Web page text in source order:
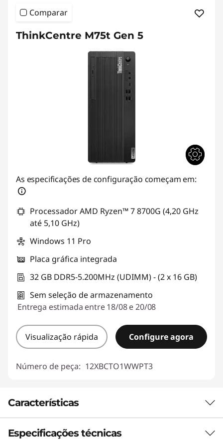
Comparar
ThinkCentre M75t Gen 5
As especificações de configuração começam em:
Processador AMD Ryzen™ 7 8700G (4,20 GHz
até 5,10 GHz)
Windows 11 Pro
Placa gráfica integrada
32 GB DDR5-5.200MHz (UDIMM) - (2 x 16 GB)
Sem seleção de armazenamento
Entrega estimada entre 18/08 e 20/08
Visualização rápida Configure agora
Número de peça: 12XBCTO1WWPT3
Características
Opções de
Especificações técnicas